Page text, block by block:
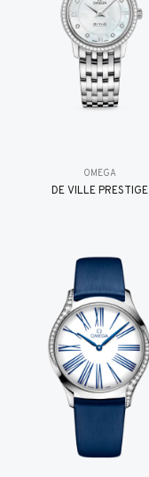
OMEGA
DE VILLE PRESTIGE